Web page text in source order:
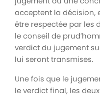
acceptent la décision,
être respectée par les
le conseil de
verdict du jugement
lui seront transmises.
Une fois que le
le verdict final, les